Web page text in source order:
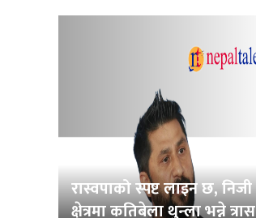
रास्वपाको स्पष्ट लाइन छ, निजी
क्षेत्रमा कतिबेला थुन्ला भन्ने त्रास